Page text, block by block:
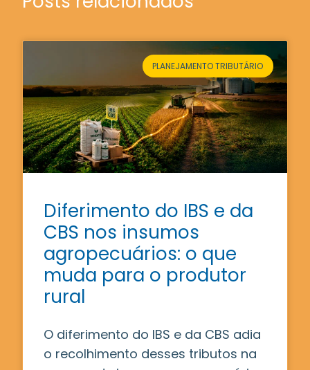
PLANEJAMENTO TRIBUTÁRIO
Diferimento do IBS e da
CBS nos insumos
agropecuários: o que
muda para o produtor
rural
O diferimento do IBS e da CBS adia
o recolhimento desses tributos na